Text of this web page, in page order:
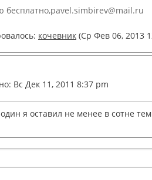
бесплатно,pavel.simbirev@mail.ru
кочевник (Ср Фев 06, 2013
Вс Дек 11, 2011 8:37 pm
я оставил не менее в сотне